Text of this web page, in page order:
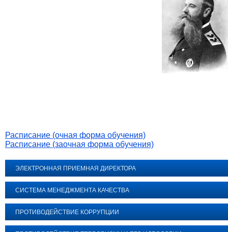
Расписание (очная форма обучения)
Расписание (заочная форма обучения)
ЭЛЕКТРОННАЯ ПРИЕМНАЯ ДИРЕКТОРА
СИСТЕМА МЕНЕДЖМЕНТА КАЧЕСТВА
ПРОТИВОДЕЙСТВИЕ КОРРУПЦИИ